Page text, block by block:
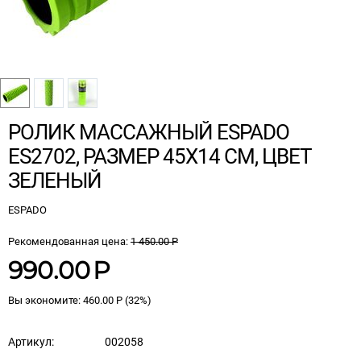
РОЛИК МАССАЖНЫЙ ESPADO
ES2702, РАЗМЕР 45Х14 СМ, ЦВЕТ
ЗЕЛЕНЫЙ
ESPADO
Рекомендованная цена: 1 450.00 Р
990.00Р
Вы экономите: 460.00 Р (32%)
Артикул:
002058